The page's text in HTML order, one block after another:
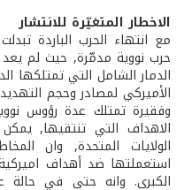
الاخطار المتغيّرة للانتشار
مع انتهاء الحرب الباردة
حرب نووية مدمّرة, حيث لم يعد
الدمار الشامل التي تمتلكها
الأميركي لمصادر وحجم
وفقيرة تمتلك عدة رؤوس
الاهداف التي تنتقيها,
الولايات المتحدة, وان
استعملتها ضد أهداف
الكبرى. وانه حتى في حالة